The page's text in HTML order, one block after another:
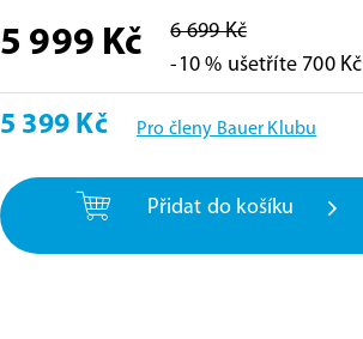
5 999 Kč
6 699 Kč
-10 % ušetříte 700 Kč
5 399 Kč Pro členy Bauer Klubu
Přidat do košíku